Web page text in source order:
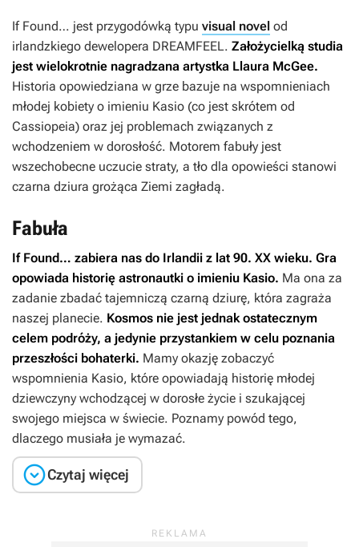
If Found… jest przygodówką typu visual novel od
irlandzkiego dewelopera DREAMFEEL. Założycielką studia
jest wielokrotnie nagradzana artystka Llaura McGee.
Historia opowiedziana w grze bazuje na wspomnieniach
młodej kobiety o imieniu Kasio (co jest skrótem od
Cassiopeia) oraz jej problemach związanych z
wchodzeniem w dorosłość. Motorem fabuły jest
wszechobecne uczucie straty, a tło dla opowieści stanowi
czarna dziura grożąca Ziemi zagładą.
Fabuła
If Found… zabiera nas do Irlandii z lat 90. XX wieku. Gra
opowiada historię astronautki o imieniu Kasio. Ma ona za
zadanie zbadać tajemniczą czarną dziurę, która zagraża
naszej planecie. Kosmos nie jest jednak ostatecznym
celem podróży, a jedynie przystankiem w celu poznania
przeszłości bohaterki. Mamy okazję zobaczyć
wspomnienia Kasio, które opowiadają historię młodej
dziewczyny wchodzącej w dorosłe życie i szukającej
swojego miejsca w świecie. Poznamy powód tego,
dlaczego musiała je wymazać.
Czytaj więcej